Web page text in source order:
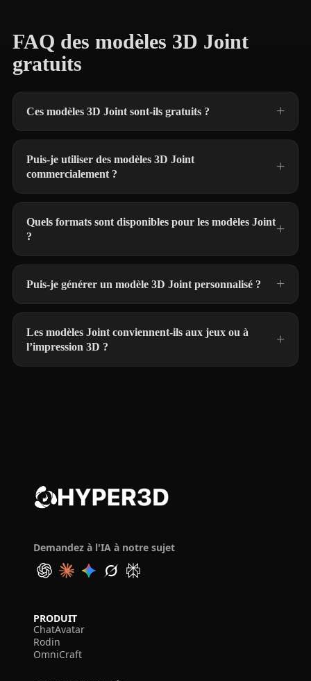
FAQ des modèles 3D Joint
gratuits
Ces modèles 3D Joint sont-ils gratuits ?
Puis-je utiliser des modèles 3D Joint
commercialement ?
Quels formats sont disponibles pour les modèles Joint
?
Puis-je générer un modèle 3D Joint personnalisé ?
Les modèles Joint conviennent-ils aux jeux ou à
l’impression 3D ?
Demandez à l'IA à notre sujet
PRODUIT
ChatAvatar
Rodin
OmniCraft